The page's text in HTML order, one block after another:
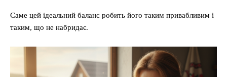
Саме цей ідеальний баланс робить його таким привабливим і
таким, що не набридає.